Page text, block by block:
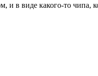
и в виде какого-то